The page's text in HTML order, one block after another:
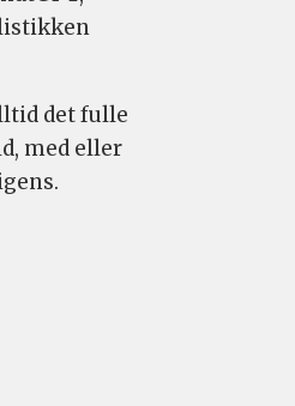
det fulle
med eller